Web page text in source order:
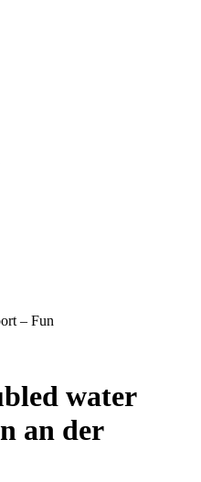
– Fun
water
an der